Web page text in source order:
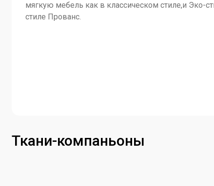
мягкую мебель как в классическом стиле,и Эко-
стиле Прованс.
Ткани-компаньоны